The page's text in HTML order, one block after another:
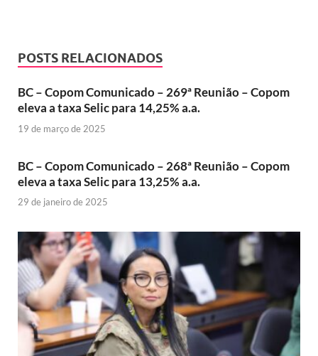
POSTS RELACIONADOS
BC – Copom Comunicado – 269ª Reunião – Copom
eleva a taxa Selic para 14,25% a.a.
19 de março de 2025
BC – Copom Comunicado – 268ª Reunião – Copom
eleva a taxa Selic para 13,25% a.a.
29 de janeiro de 2025